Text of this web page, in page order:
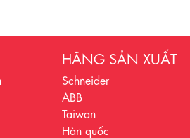
HÃNG SẢN XUẤT
Schneider
ABB
Taiwan
Hàn quốc